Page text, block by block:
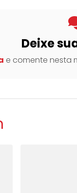
Deixe
e comente nesta